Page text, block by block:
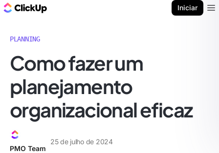
Iniciar
PLANNING
Como fazer um
planejamento
organizacional eficaz
PMO Team
25 de julho de 2024